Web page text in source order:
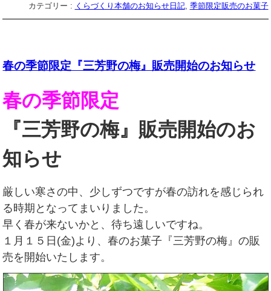
カテゴリー : くらづくり本舗のお知らせ日記, 季節限定販売のお菓子
春の季節限定『三芳野の梅』販売開始のお知らせ
春の季節限定
『三芳野の梅』販売開始のお
知らせ
厳しい寒さの中、少しずつですが春の訪れを感じられ
る時期となってまいりました。
早く春が来ないかと、待ち遠しいですね。
１月１５日(金)より、春のお菓子『三芳野の梅』の販
売を開始いたします。